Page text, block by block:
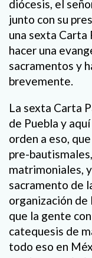
diócesis, el
junto con su
una sexta Carta
hacer una
sacramentos y
brevemente.
La sexta Carta
de Puebla y
orden a eso,
pre-
matrimoniales,
sacramento de
organización de
que la gente
catequesis de
todo eso en